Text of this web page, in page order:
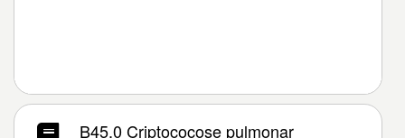
B45.0 Criptococose pulmonar